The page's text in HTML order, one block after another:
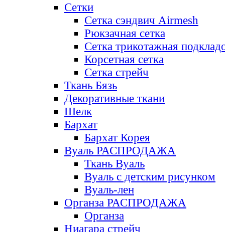
Сетки
Сетка сэндвич Airmesh
Рюкзачная сетка
Сетка трикотажная
Корсетная сетка
Сетка стрейч
Ткань Бязь
Декоративные ткани
Шелк
Бархат
Бархат Корея
Вуаль РАСПРОДАЖА
Ткань Вуаль
Вуаль с детским рисунком
Вуаль-лен
Органза РАСПРОДАЖА
Органза
Ниагара стрейч